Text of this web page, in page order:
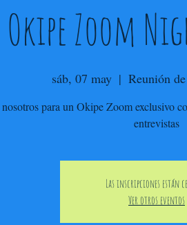
Okipe Zoom
sáb, 07 may
  |
Reunión
para un Okipe Zoom exclusivo
entrevistas
Las inscripciones están
Ver otros eventos